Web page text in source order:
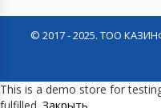
© 2017 - 2025. ТОО
This is a demo store for